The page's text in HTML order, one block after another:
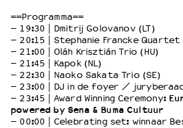
Schoolvoorstellingen
Filmprogramma’s Primair Onderwijs
Filmprogramma’s VO/MBO
Speciale educatieprogramma’s
OVER LANTARENVENSTER
==Programma==
– 19:30 | Dmitrij Golovanov (LT)
– 20:15 | Stephanie Francke Quartet
– 21:00 | Oláh Krisztián Trio (HU)
– 21:45 | Kapok (NL)
– 22:30 | Naoko Sakata Trio (SE)
– 23:00 | DJ in de foyer /
– 23:45 | Award Winning Ceremony:
powered by Sena & Buma Cultuur
– 00:00 | Celebrating set: winnaar